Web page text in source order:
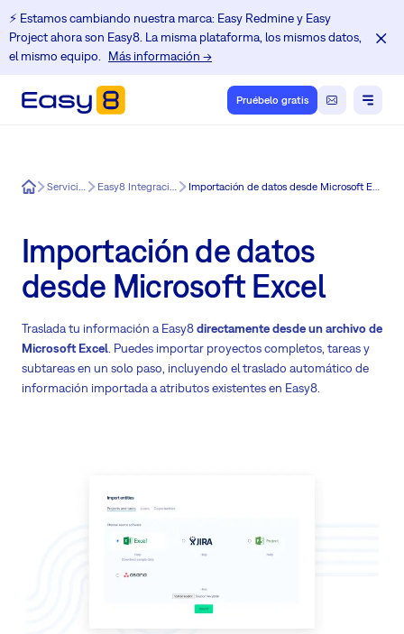
⚡️ Estamos cambiando nuestra marca: Easy Redmine y Easy
Project ahora son Easy8. La misma plataforma, los mismos datos,
el mismo equipo.
Más información →
Pruébelo gratis
Easy8 Servicios Easy8 Integración Importación de datos desde Microsoft Excel
Importación de datos
desde Microsoft Excel
Traslada tu información a Easy8directamente desde un archivo de
Microsoft Excel . Puedes importar proyectos completos, tareas y
subtareas en un solo paso, incluyendo el traslado automático de
información importada a atributos existentes en Easy8.